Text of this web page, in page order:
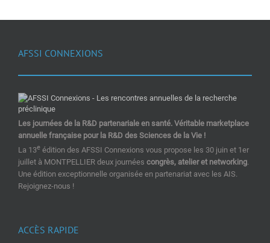
AFSSI CONNEXIONS
Les journées de la R&D partenariale en santé. Véritable marketplace
annuelle française pour la R&D des Sciences de la Vie !
La 13e édition des AFSSI Connexions vous propose les 30 juin et 1er
juillet à MONTPELLIER deux journées congrès, atelier et networking.
Une édition exceptionnelle organisée en partenariat avec les AIS.
Rejoignez-nous !
ACCÈS RAPIDE